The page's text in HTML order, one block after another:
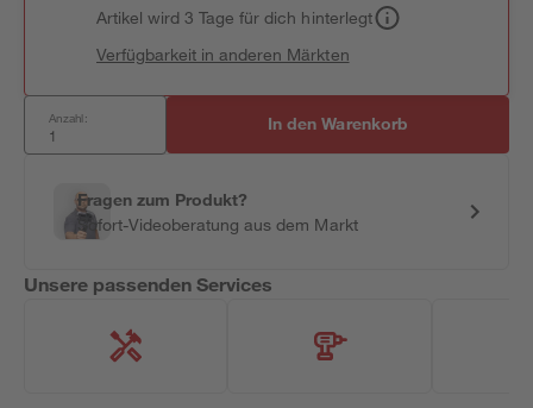
Artikel wird 3 Tage für dich hinterlegt
Verfügbarkeit in anderen Märkten
Anzahl: In den Warenkorb
Fragen zum Produkt?
Sofort-Videoberatung aus dem Markt
Unsere passenden Services